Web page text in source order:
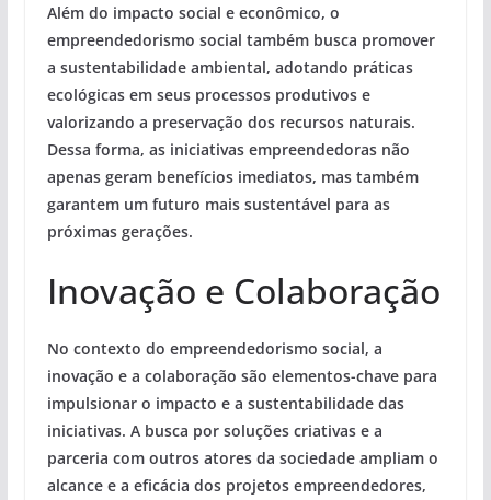
Além do impacto social e econômico, o
empreendedorismo social também busca promover
a sustentabilidade ambiental, adotando práticas
ecológicas em seus processos produtivos e
valorizando a preservação dos recursos naturais.
Dessa forma, as iniciativas empreendedoras não
apenas geram benefícios imediatos, mas também
garantem um futuro mais sustentável para as
próximas gerações.
Inovação e Colaboração
No contexto do empreendedorismo social, a
inovação e a colaboração são elementos-chave para
impulsionar o impacto e a sustentabilidade das
iniciativas. A busca por soluções criativas e a
parceria com outros atores da sociedade ampliam o
alcance e a eficácia dos projetos empreendedores,